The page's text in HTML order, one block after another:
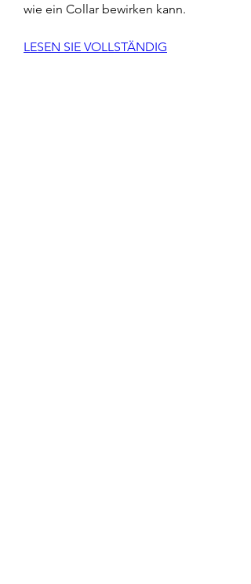
wie ein Collar bewirken kann.
LESEN SIE VOLLSTÄNDIG